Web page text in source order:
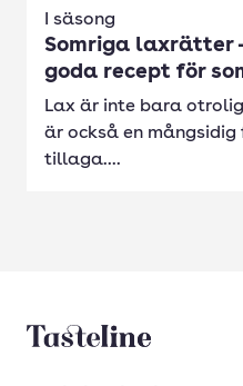
I säsong
Somriga laxrätter
goda recept för
Lax är inte bara
är också en
tillaga....
Tasteline startsida